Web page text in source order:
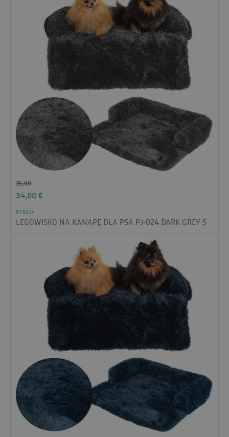
35,00
34,00€
REBAJA
LEGOWISKO NA KANAPĘ DLA PSA PJ-024 DARK GREY S